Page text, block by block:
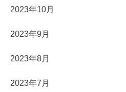
2023年10月
2023年9月
2023年8月
2023年7月